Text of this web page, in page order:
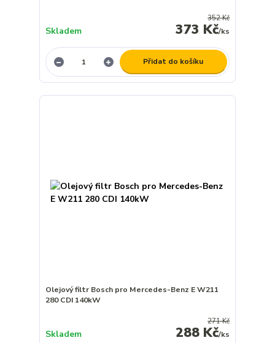
352 Kč
373 Kč/ks
Skladem
Přidat do košíku
Olejový filtr Bosch pro Mercedes-Benz E W211
280 CDI 140kW
271 Kč
288 Kč/ks
Skladem